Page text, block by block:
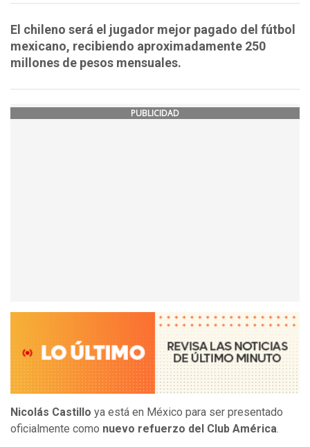
El chileno será el jugador mejor pagado del fútbol
mexicano, recibiendo aproximadamente 250
millones de pesos mensuales.
PUBLICIDAD
Nicolás Castillo ya está en México para ser presentado
oficialmente como nuevo refuerzo del Club América.